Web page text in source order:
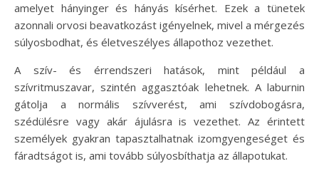
amelyet hányinger és hányás kísérhet. Ezek a tünetek
azonnali orvosi beavatkozást igényelnek, mivel a mérgezés
súlyosbodhat, és életveszélyes állapothoz vezethet.
A szív- és érrendszeri hatások, mint például a
szívritmuszavar, szintén aggasztóak lehetnek. A laburnin
gátolja a normális szívverést, ami szívdobogásra,
szédülésre vagy akár ájulásra is vezethet. Az érintett
személyek gyakran tapasztalhatnak izomgyengeséget és
fáradtságot is, ami tovább súlyosbíthatja az állapotukat.